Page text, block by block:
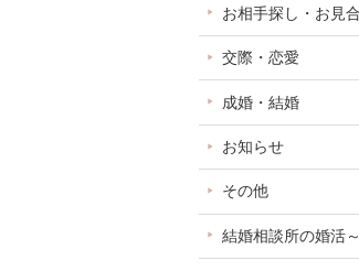
お相手探し・お見
交際・恋愛
成婚・結婚
お知らせ
その他
結婚相談所の婚活